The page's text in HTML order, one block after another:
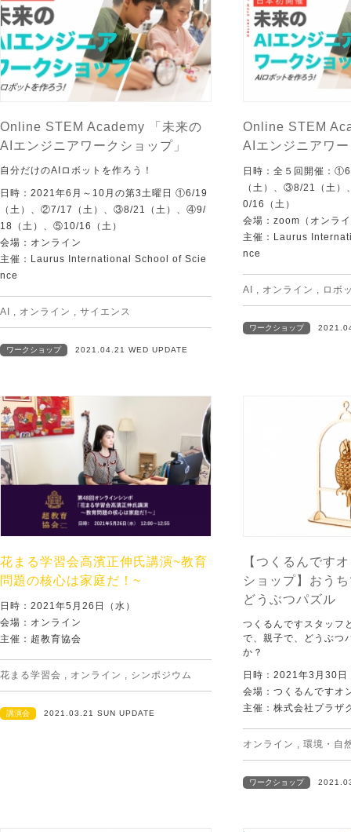
Online STEM Academy 「未来の
AIエンジニアワークショップ」
自分だけのAIロボットを作ろう！
日時：2021年6月～10月の第3土曜日 ①6/19
（土）、②7/17（土）、③8/21（土）、④9/
18（土）、⑤10/16（土）
会場：オンライン
主催：Laurus International School of Scie
nce
AI , オンライン , サイエンス
ワークショップ 2021.04.21 WED UPDATE
Online STEM
AIエンジニアワ
日時：全５回開催：
（土）、③8/21（土
0/16（土）
会場：zoom（オンラ
主催：Laurus
nce
AI , オンライン , ロボ
ワークショップ
花まる学習会高濱正伸氏講演~教育
問題の核心は家庭だ！~
日時：2021年5月26日（水）
会場：オンライン
主催：超教育協会
花まる学習会 , オンライン , シンポジウム
講演会 2021.03.21 SUN UPDATE
【つくるんです
ショップ】おう
どうぶつパズル
つくるんですスタッフ
で、親子で、どうぶつ
か？
日時：2021年3月30日
会場：つくるんですオ
主催：株式会社プラザ
オンライン , 環境・自
ワークショップ